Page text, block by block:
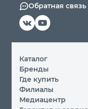
Обратная связь
Каталог
Бренды
Где купить
Филиалы
Медиацентр